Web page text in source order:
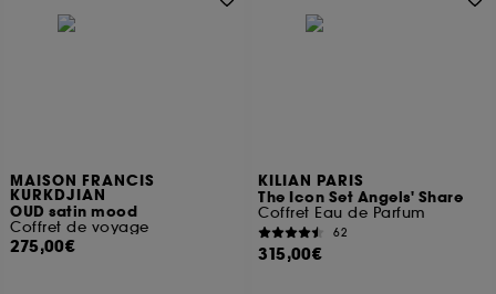
MAISON FRANCIS
KURKDJIAN
OUD satin mood
Coffret de voyage
275,00€
KILIAN PARIS
The Icon Set Angels' Share
Coffret Eau de Parfum
62
315,00€